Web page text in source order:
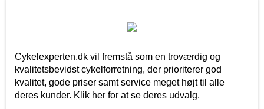
Cykelexperten.dk vil fremstå som en troværdig og
kvalitetsbevidst cykelforretning, der prioriterer god
kvalitet, gode priser samt service meget højt til alle
deres kunder. Klik her for at se deres udvalg.